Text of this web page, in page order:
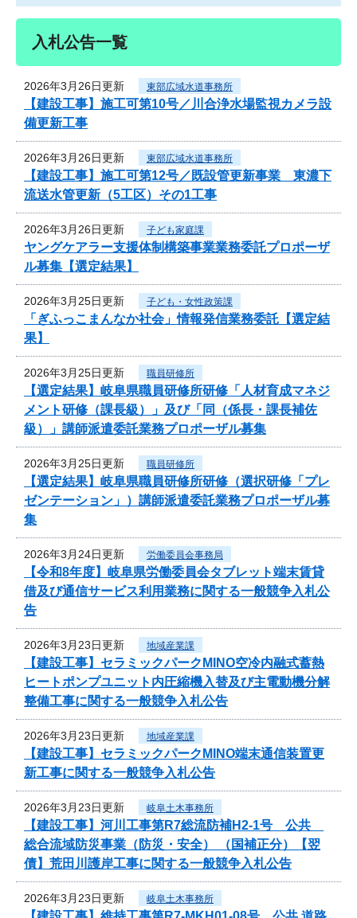
入札公告一覧
2026年3月26日更新 東部広域水道事務所
【建設工事】施工可第10号／川合浄水場監視カメラ設
備更新工事
2026年3月26日更新 東部広域水道事務所
【建設工事】施工可第12号／既設管更新事業 東濃下
流送水管更新（5工区）その1工事
2026年3月26日更新 子ども家庭課
ヤングケアラー支援体制構築事業業務委託プロポーザ
ル募集【選定結果】
2026年3月25日更新 子ども・女性政策課
「ぎふっこまんなか社会」情報発信業務委託【選定結
果】
2026年3月25日更新 職員研修所
【選定結果】岐阜県職員研修所研修「人材育成マネジ
メント研修（課長級）」及び「同（係長・課長補佐
級）」講師派遣委託業務プロポーザル募集
2026年3月25日更新 職員研修所
【選定結果】岐阜県職員研修所研修（選択研修「プレ
ゼンテーション」）講師派遣委託業務プロポーザル募
集
2026年3月24日更新 労働委員会事務局
【令和8年度】岐阜県労働委員会タブレット端末賃貸
借及び通信サービス利用業務に関する一般競争入札公
告
2026年3月23日更新 地域産業課
【建設工事】セラミックパークMINO空冷内融式蓄熱
ヒートポンプユニット内圧縮機入替及び主電動機分解
整備工事に関する一般競争入札公告
2026年3月23日更新 地域産業課
【建設工事】セラミックパークMINO端末通信装置更
新工事に関する一般競争入札公告
2026年3月23日更新 岐阜土木事務所
【建設工事】河川工事第R7総流防補H2-1号 公共
総合流域防災事業（防災・安全） （国補正分）【翌
債】荒田川護岸工事に関する一般競争入札公告
2026年3月23日更新 岐阜土木事務所